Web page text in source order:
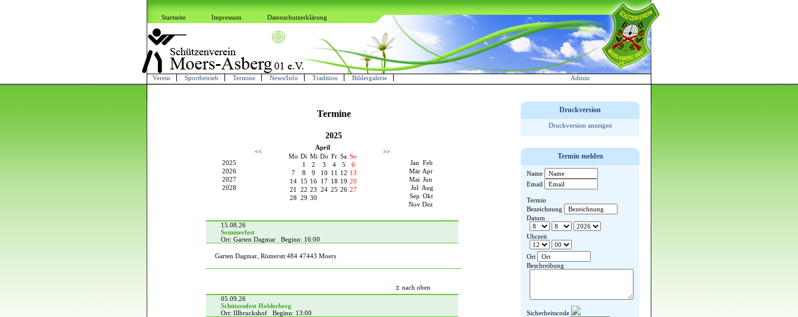
Startseite Impressum Datenschutzerklärung
Verein Sportbetrieb Termine News/Info Tradition Bildergalerie Admin
Druckversion
Druckversion anzeigen
Termin melden
Name
Email
Termin
Bezeichnung
Datum
Uhrzeit
Ort
Beschreibung
Sicherheitscode
Termine
2025
2025
2026
2027
2028
Jan Feb
Mär Apr
Mai Jun
Jul Aug
Sep Okt
Nov Dez
<< >>
April
Mo Di Mi Do Fr Sa So
1
2 3 4 5
6
7
8 9 10 11 12 13
14
15 16 17 18 19 20
21
22 23 24 25 26 27
28 29 30
15.08.26
Sommerfest
Ort: Garten Dagmar Beginn: 16:00
Garten Dagmar, Römerstr.484 47443 Moers
nach oben
05.09.26
Schützenfest Holderberg
Ort: Illbruckshof Beginn: 13:00